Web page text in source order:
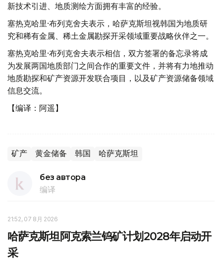
新技术引进、地质测绘方面拥有丰富的经验。
塞热克哈里·布列克舍夫表示，哈萨克斯坦视韩国为地质研
究和稀有金属、稀土金属勘探开采领域重要战略伙伴之一。
塞热克哈里·布列克舍夫表示相信，双方签署的备忘录将成
为发展两国地质部门之间合作的重要文件，并将有力地推动
地质勘探和矿产资源开发联合项目，以及矿产资源储备领域
信息交流。
【编译：阿遥】
矿产 黄金储备 韩国 哈萨克斯坦
без автора
编译
21:52, 07 8月 2026
哈萨克斯坦阿克索兰钨矿计划2028年启动开
采